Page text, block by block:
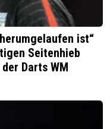
ist“
Seitenhieb
Darts WM